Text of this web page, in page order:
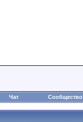
Чат Сообщество